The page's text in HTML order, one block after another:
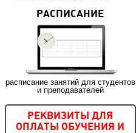
РАСПИСАНИЕ
расписание занятий для студентов
и преподавателей
РЕКВИЗИТЫ ДЛЯ
ОПЛАТЫ ОБУЧЕНИЯ И